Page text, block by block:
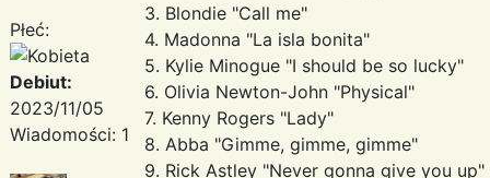
Płeć:
Debiut:
2023/11/05
Wiadomości: 1
3. Blondie "Call me"
4. Madonna "La isla bonita"
5. Kylie Minogue "I should be so lucky"
6. Olivia Newton-John "Physical"
7. Kenny Rogers "Lady"
8. Abba "Gimme, gimme, gimme"
9. Rick Astley "Never gonna give you up"